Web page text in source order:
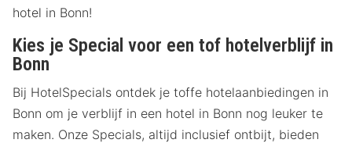
hotel in Bonn!
Kies je Special voor een tof hotelverblijf in
Bonn
Bij HotelSpecials ontdek je toffe hotelaanbiedingen in
Bonn om je verblijf in een hotel in Bonn nog leuker te
maken. Onze Specials, altijd inclusief ontbijt, bieden